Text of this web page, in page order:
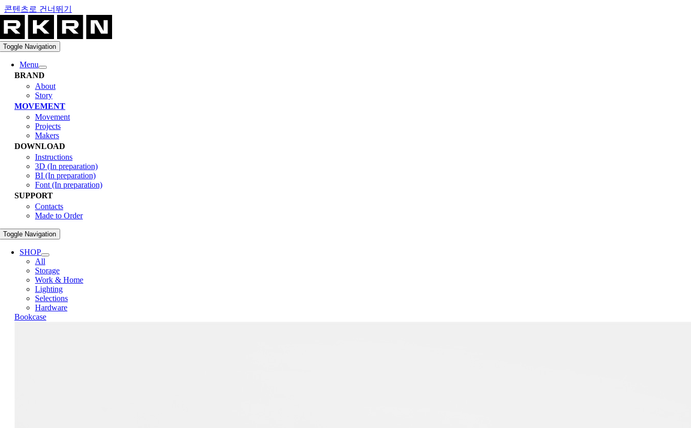
콘텐츠로 건너뛰기
Toggle Navigation
Menu
BRAND
About
Story
MOVEMENT
Movement
Projects
Makers
DOWNLOAD
Instructions
3D (In preparation)
BI (In preparation)
Font (In preparation)
SUPPORT
Contacts
Made to Order
Toggle Navigation
SHOP
All
Storage
Work & Home
Lighting
Selections
Hardware
Bookcase